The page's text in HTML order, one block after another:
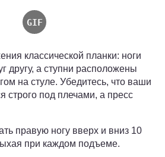
классической планки: ноги
другу, а ступни расположены
на стуле. Убедитесь, что ваши
строго под плечами, а пресс
правую ногу вверх и вниз 10
при каждом подъеме.